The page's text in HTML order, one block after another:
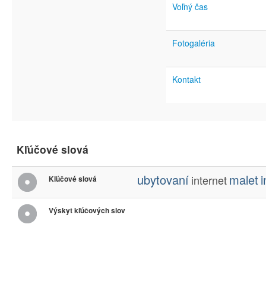
Voľný čas
Fotogaléria
Kontakt
Kľúčové slová
Kľúčové slová ubytovaníinternetmalet
Výskyt kľúčových slov